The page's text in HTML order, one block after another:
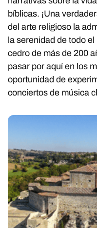
bíblicas. ¡Una
del arte religioso la
la serenidad de todo
cedro de más de 200
pasar por aquí en los
oportunidad de
conciertos de música